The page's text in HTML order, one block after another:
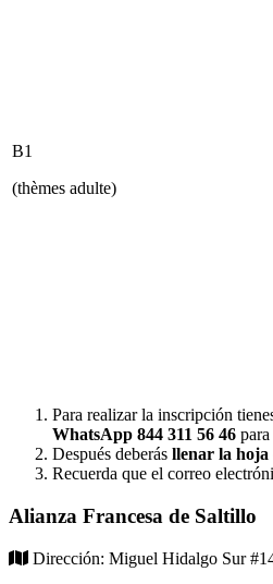
B1
(thèmes adulte)
Para realizar la inscripción
WhatsApp 844 311 56 46
Después deberás llenar la hoja
Recuerda que el correo
Alianza Francesa de Saltillo
Dirección: Miguel Hidalgo Sur